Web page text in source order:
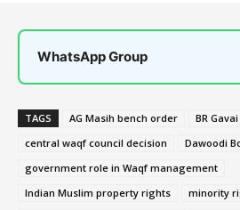
WhatsApp Group
TAGS AG Masih bench order
BR
central waqf council decision
Dawoodi
government role in Waqf management
Indian Muslim property rights
minority